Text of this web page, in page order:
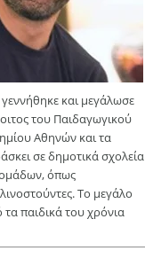
και μεγάλωσε
του Παιδαγωγικού
Αθηνών και τα
σε δημοτικά σχολεία
όπως
Το μεγάλο
παιδικά του χρόνια